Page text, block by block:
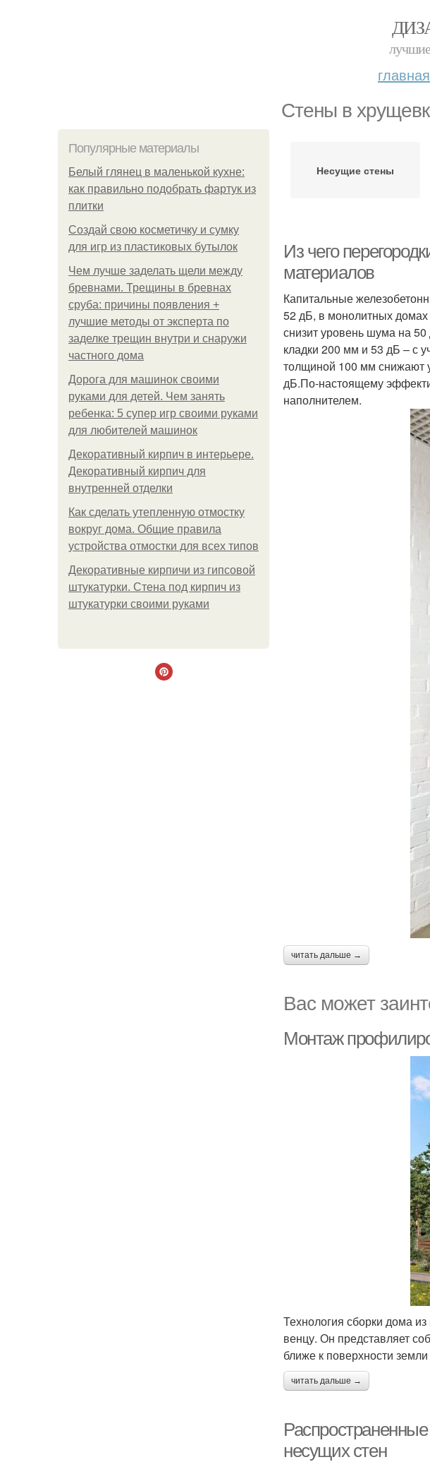
главная
Стены в
Популярные материалы
Белый глянец в маленькой кухне:
как правильно подобрать фартук из
плитки
Создай свою косметичку и сумку
для игр из пластиковых бутылок
Чем лучше заделать щели между
бревнами. Трещины в бревнах
сруба: причины появления +
лучшие методы от эксперта по
заделке трещин внутри и снаружи
частного дома
Дорога для машинок своими
руками для детей. Чем занять
ребенка: 5 супер игр своими руками
для любителей машинок
Декоративный кирпич в интерьере.
Декоративный кирпич для
внутренней отделки
Как сделать утепленную отмостку
вокруг дома. Общие правила
устройства отмостки для всех типов
Декоративные кирпичи из гипсовой
штукатурки. Стена под кирпич из
штукатурки своими руками
Несущие стены
Из чего
материалов
Капитальные
52 дБ, в монолитных
снизит уровень шума на
кладки 200 мм и 53 дБ – с
толщиной 100 мм снижают
дБ.По-настоящему
наполнителем.
читать дальше →
Вас может
Монтаж
Технология сборки дома
венцу. Он представляет
ближе к поверхности
читать дальше →
несущих стен